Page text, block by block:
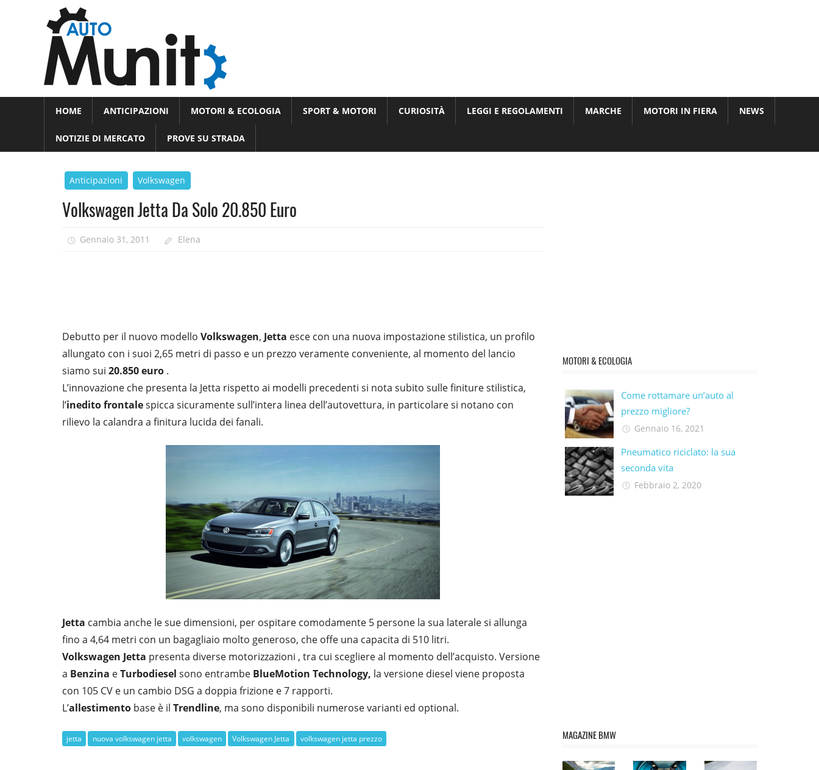
e
motori
Novità
dal
HOME ANTICIPAZIONI MOTORI & ECOLOGIA SPORT & MOTORI CURIOSITÀ LEGGI E REGOLAMENTI MARCHE MOTORI IN FIERA NEWS
NOTIZIE DI MERCATO PROVE SU STRADA
Anticipazioni Volkswagen
Volkswagen Jetta Da Solo 20.850 Euro
Gennaio 31, 2011 Elena
Debutto per il nuovo modello Volkswagen, Jetta esce con una nuova impostazione stilistica, un profilo
allungato con i suoi 2,65 metri di passo e un prezzo veramente conveniente, al momento del lancio
siamo sui 20.850 euro .
L’innovazione che presenta la Jetta rispetto ai modelli precedenti si nota subito sulle finiture stilistica,
l’inedito frontalespicca sicuramente sull’intera linea dell’autovettura, in particolare si notano con
rilievo la calandra a finitura lucida dei fanali.
Jetta cambia anche le sue dimensioni, per ospitare comodamente 5 persone la sua laterale si allunga
fino a 4,64 metri con un bagagliaio molto generoso, che offe una capacita di 510 litri.
Volkswagen Jetta presenta diverse motorizzazioni , tra cui scegliere al momento dell’acquisto. Versione
a Benzina eTurbodiesel sono entrambe BlueMotion Technology, la versione diesel viene proposta
con 105 CV e un cambio DSG a doppia frizione e 7 rapporti.
L’allestimento base è il Trendline, ma sono disponibili numerose varianti ed optional.
jetta nuova volkswagen jetta volkswagen Volkswagen Jetta volkswagen jetta prezzo
MOTORI & ECOLOGIA
Come rottamare un’auto al
prezzo migliore?
Gennaio 16, 2021
Pneumatico riciclato: la sua
seconda vita​
Febbraio 2, 2020
MAGAZINE BMW